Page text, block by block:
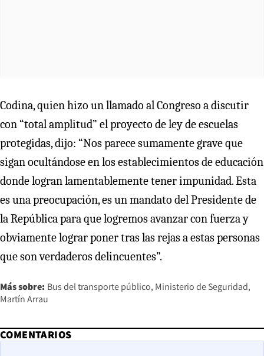
Codina, quien hizo un llamado al Congreso a discutir
con “total amplitud” el proyecto de ley de escuelas
protegidas, dijo: “Nos parece sumamente grave que
sigan ocultándose en los establecimientos de educación
donde logran lamentablemente tener impunidad. Esta
es una preocupación, es un mandato del Presidente de
la República para que logremos avanzar con fuerza y
obviamente lograr poner tras las rejas a estas personas
que son verdaderos delincuentes”.
Más sobre: Bus del transporte público Ministerio de Seguridad
Martín Arrau
COMENTARIOS